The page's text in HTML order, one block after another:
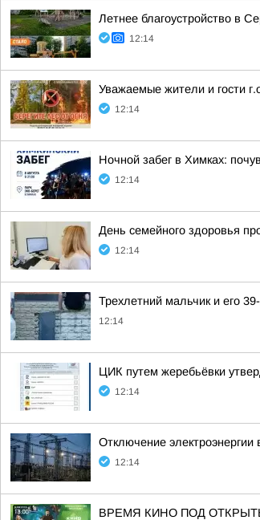
Летнее благоустройство в
12:14
Уважаемые жители и гости
12:14
Ночной забег в Химках:
12:14
День семейного здоровья
12:14
Трехлетний мальчик и его
12:14
ЦИК путем жеребьёвки
12:14
Отключение электроэнергии
12:14
ВРЕМЯ КИНО ПОД